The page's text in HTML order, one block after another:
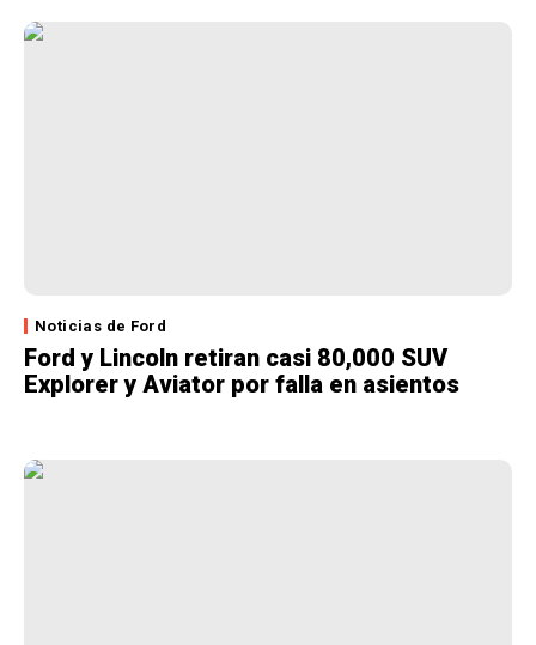
Noticias de Ford
Ford y Lincoln retiran casi 80,000 SUV
Explorer y Aviator por falla en asientos